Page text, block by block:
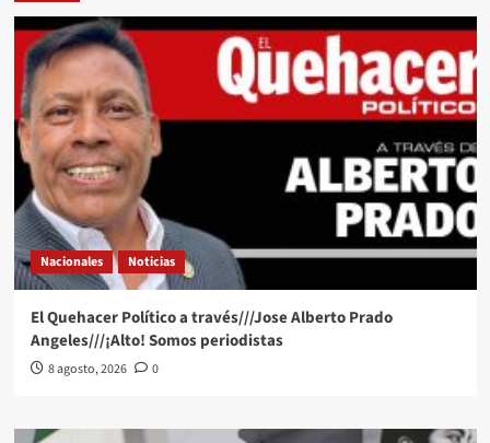
Nacionales Noticias
El Quehacer Político a través///Jose Alberto Prado
Angeles///¡Alto! Somos periodistas
8 agosto, 2026 0